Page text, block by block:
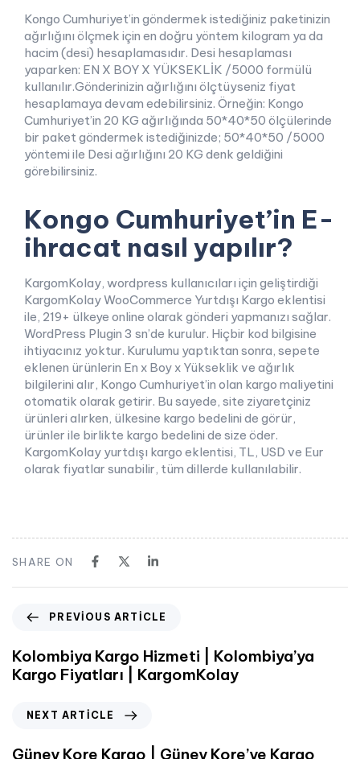
Kongo Cumhuriyet’in göndermek istediğiniz paketinizin
ağırlığını ölçmek için en doğru yöntem kilogram ya da
hacim (desi) hesaplamasıdır. Desi hesaplaması
yaparken: EN X BOY X YÜKSEKLİK /5000 formülü
kullanılır.Gönderinizin ağırlığını ölçtüyseniz fiyat
hesaplamaya devam edebilirsiniz. Örneğin: Kongo
Cumhuriyet’in 20 KG ağırlığında 50*40*50 ölçülerinde
bir paket göndermek istediğinizde; 50*40*50 /5000
yöntemi ile Desi ağırlığını 20 KG denk geldiğini
görebilirsiniz.
Kongo Cumhuriyet’in E-
ihracat nasıl yapılır?
KargomKolay, wordpress kullanıcıları için geliştirdiği
KargomKolay WooCommerce Yurtdışı Kargo eklentisi
ile, 219+ ülkeye online olarak gönderi yapmanızı sağlar.
WordPress Plugin 3 sn’de kurulur. Hiçbir kod bilgisine
ihtiyacınız yoktur. Kurulumu yaptıktan sonra, sepete
eklenen ürünlerin En x Boy x Yükseklik ve ağırlık
bilgilerini alır, Kongo Cumhuriyet’in olan kargo maliyetini
otomatik olarak getirir. Bu sayede, site ziyaretçiniz
ürünleri alırken, ülkesine kargo bedelini de görür,
ürünler ile birlikte kargo bedelini de size öder.
KargomKolay yurtdışı kargo eklentisi, TL, USD ve Eur
olarak fiyatlar sunabilir, tüm dillerde kullanılabilir.
SHARE ON
PREVIOUS ARTICLE
Kolombiya Kargo Hizmeti | Kolombiya’ya
Kargo Fiyatları | KargomKolay
NEXT ARTICLE
Güney Kore Kargo | Güney Kore’ye Kargo